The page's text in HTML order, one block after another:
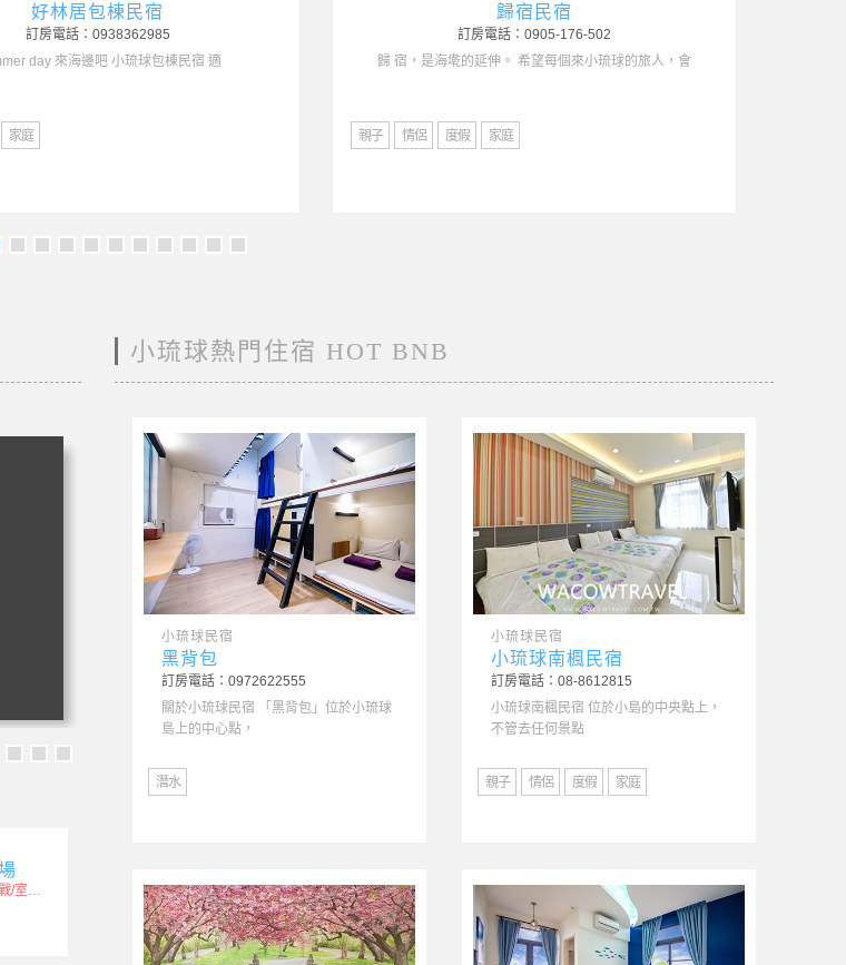
啾開心包棟民宿
訂房電話：0900609481(LINE)
包棟設施:麻將桌，唱歌設備
度假
琉白覓旅觀海館
訂房電話：0965-650-039
小琉球，不只有海 還有讓人慢下來的風景 把煩憂
親子 情侶 度假 VILLA
低碳
小琉球美食推薦
小琉球美食-拌夜三羹(寵物友善)
午餐，晚餐，消夜，下午茶都有
來自海島小琉球的鮮美海鮮羹，選用新鮮食材熬煮，古
早味濃郁湯頭，真材實料看的見，每一口都是大海的鮮
甜滋味
戶外擬真水彈槍對戰/室內射擊
小琉球熱門住宿 HOT BNB
小琉球民宿
黑背包
訂房電話：0972622555
關於小琉球民宿 「黑背包」位於小琉球
島上的中心點，
潛水
小琉球民宿
小琉球南楓民宿
訂房電話：08-8612815
小琉球南楓民宿 位於小島的中央點上，
不管去任何景點
親子 情侶 度假 家庭